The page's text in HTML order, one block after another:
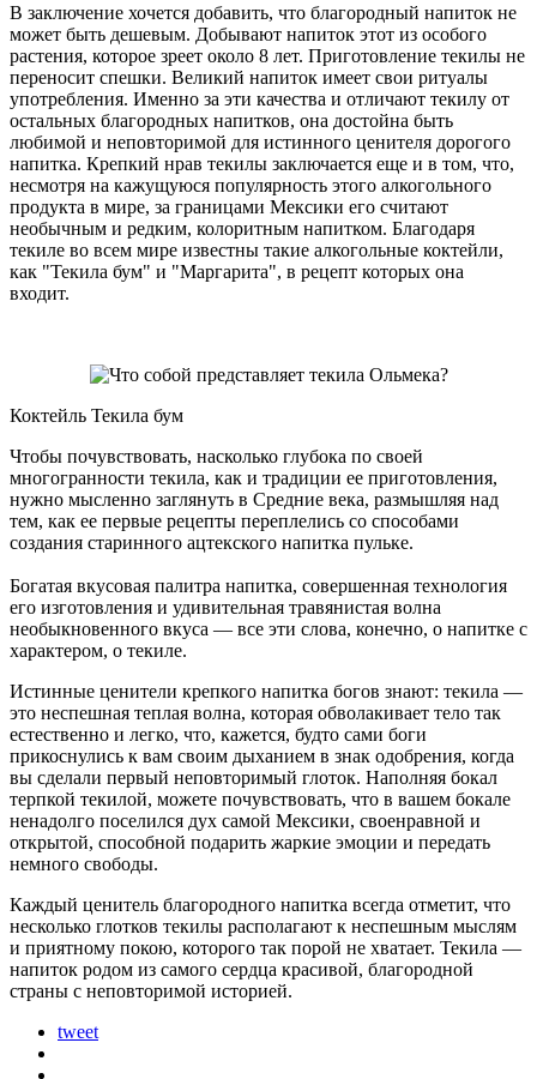
В заключение хочется добавить, что благородный напиток не
может быть дешевым. Добывают напиток этот из особого
растения, которое зреет около 8 лет. Приготовление текилы не
переносит спешки. Великий напиток имеет свои ритуалы
употребления. Именно за эти качества и отличают текилу от
остальных благородных напитков, она достойна быть
любимой и неповторимой для истинного ценителя дорогого
напитка. Крепкий нрав текилы заключается еще и в том, что,
несмотря на кажущуюся популярность этого алкогольного
продукта в мире, за границами Мексики его считают
необычным и редким, колоритным напитком. Благодаря
текиле во всем мире известны такие алкогольные коктейли,
как "Текила бум" и "Маргарита", в рецепт которых она
входит.
Коктейль Текила бум
Чтобы почувствовать, насколько глубока по своей
многогранности текила, как и традиции ее приготовления,
нужно мысленно заглянуть в Средние века, размышляя над
тем, как ее первые рецепты переплелись со способами
создания старинного ацтекского напитка пульке.
Богатая вкусовая палитра напитка, совершенная технология
его изготовления и удивительная травянистая волна
необыкновенного вкуса — все эти слова, конечно, о напитке с
характером, о текиле.
Истинные ценители крепкого напитка богов знают: текила —
это неспешная теплая волна, которая обволакивает тело так
естественно и легко, что, кажется, будто сами боги
прикоснулись к вам своим дыханием в знак одобрения, когда
вы сделали первый неповторимый глоток. Наполняя бокал
терпкой текилой, можете почувствовать, что в вашем бокале
ненадолго поселился дух самой Мексики, своенравной и
открытой, способной подарить жаркие эмоции и передать
немного свободы.
Каждый ценитель благородного напитка всегда отметит, что
несколько глотков текилы располагают к неспешным мыслям
и приятному покою, которого так порой не хватает. Текила —
напиток родом из самого сердца красивой, благородной
страны с неповторимой историей.
tweet